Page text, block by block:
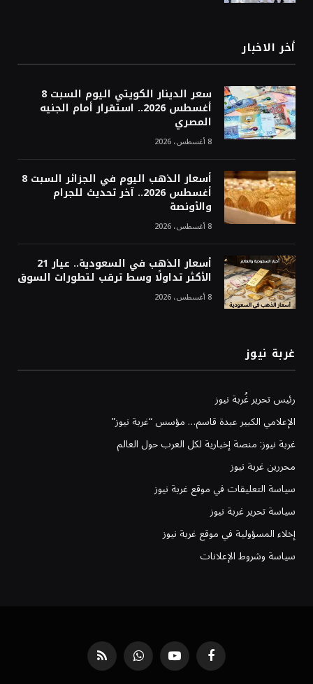
أخر الاخبار
سعر الدينار الكويتي اليوم السبت 8
أغسطس 2026.. استقرار أمام الجنيه
المصري
8 أغسطس، 2026
أسعار الذهب اليوم في الجزائر السبت 8
أغسطس 2026.. آخر تحديث للجرام
والأونصة
8 أغسطس، 2026
أسعار الذهب في السعودية.. عيار 21
الأكثر تداولًا وسط ترقب لتطورات السوق
8 أغسطس، 2026
غربة نيوز
رئيس تحرير غُربة نيوز
الإعلامي الكبير عبدة قاسم… مؤسس “غربة نيوز”
غربة نيوز: منصة إخبارية لكل العرب حول العالم
محررين غربة نيوز
سياسة التعليقات في موقع غربة نيوز
سياسة تحرير غربة نيوز
إخلاء المسؤولية في موقع غربة نيوز
سياسة وشروط الإعلانات
فيسبوك يوتيوب واتساب RSS